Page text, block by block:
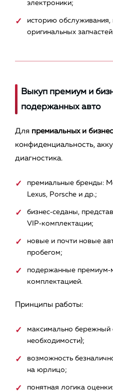
электроники;
историю обслуживания,
оригинальных
Выкуп премиум и
подержанных авто
Для премиальных и
конфиденциальность,
диагностика.
премиальные бренды:
Lexus, Porsche и др.;
бизнес‑седаны,
VIP‑комплектации;
новые и почти новые
пробегом;
подержанные
комплектацией.
Принципы работы:
максимально бережный
необходимости);
возможность
на юрлицо;
понятная логика